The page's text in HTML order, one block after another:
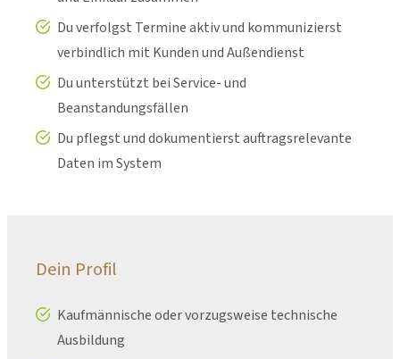
Du verfolgst Termine aktiv und kommunizierst
verbindlich mit Kunden und Außendienst
Du unterstützt bei Service- und
Beanstandungsfällen
Du pflegst und dokumentierst auftragsrelevante
Daten im System
Dein Profil
Kaufmännische oder vorzugsweise technische
Ausbildung